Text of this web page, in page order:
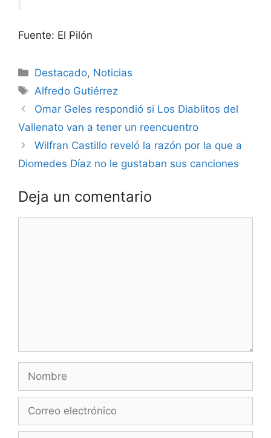
Fuente: El Pilón
Destacado, Noticias
Alfredo Gutiérrez
Omar Geles respondió si Los Diablitos del
Vallenato van a tener un reencuentro
Wilfran Castillo reveló la razón por la que a
Diomedes Díaz no le gustaban sus canciones
Deja un comentario